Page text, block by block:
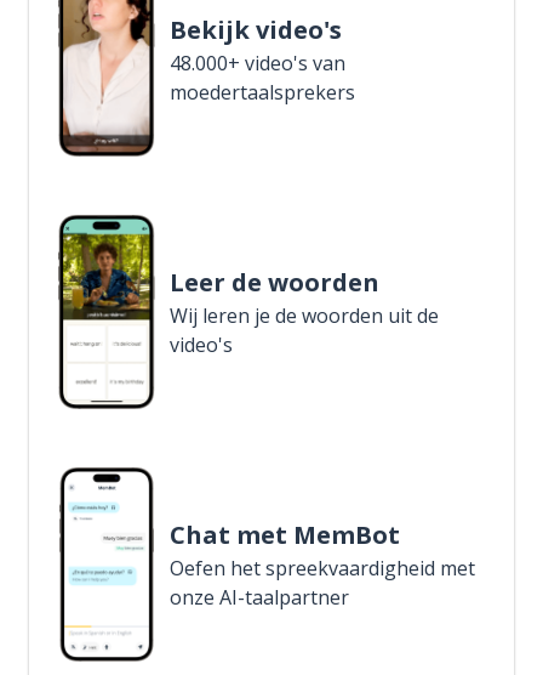
Bekijk video's
48.000+ video's van
moedertaalsprekers
Leer de woorden
Wij leren je de woorden uit de
video's
Chat met MemBot
Oefen het spreekvaardigheid met
onze AI-taalpartner